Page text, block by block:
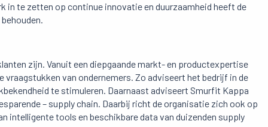
in te zetten op continue innovatie en duurzaamheid heeft de
zijn. Vanuit een diepgaande markt- en productexpertise
van ondernemers. Zo adviseert het bedrijf in de
te stimuleren. Daarnaast adviseert Smurfit Kappa
– supply chain. Daarbij richt de organisatie zich ook op
intelligente tools en beschikbare data van duizenden supply